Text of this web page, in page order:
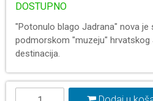
DOSTUPNO
"Potonulo blago Jadrana" nova je
podmorskom "muzeju" hrvatskog
destinacija.